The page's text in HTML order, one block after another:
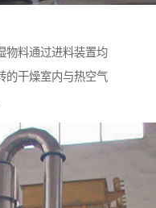
物料通过进料装置均
的干燥室内与热空气